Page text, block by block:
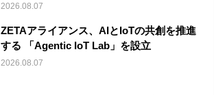
2026.08.07
ZETAアライアンス、AIとIoTの共創を推進
する 「Agentic IoT Lab」を設立
2026.08.07